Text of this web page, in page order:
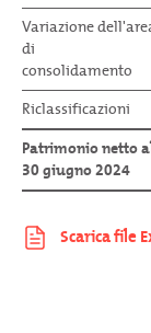
Variazione
di
consolidamento
Riclassificazioni
Patrimonio netto
30 giugno 2024
Variazione
di
consolidamento
Riclassificazioni
Patrimonio netto
30 giugno 2024